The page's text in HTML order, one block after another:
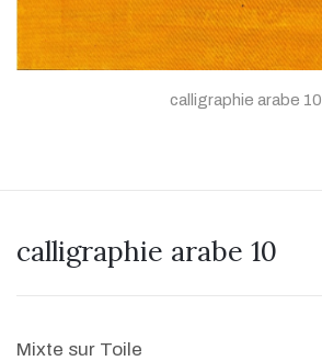
calligraphie arabe 10
calligraphie arabe 10
Mixte sur Toile